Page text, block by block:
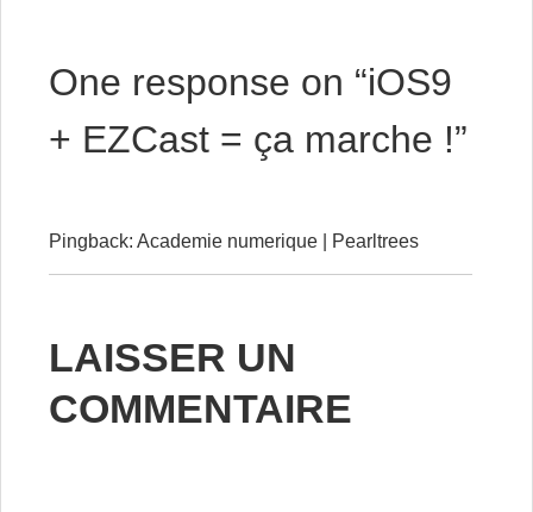
One response on “iOS9
+ EZCast = ça marche !”
Pingback: Academie numerique | Pearltrees
LAISSER UN
COMMENTAIRE